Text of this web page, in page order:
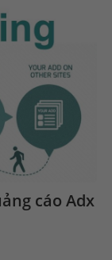
cáo Adx